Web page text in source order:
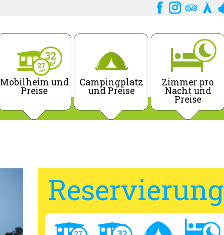
Mobilheim und
Preise
Campingplatz
und Preise
Zimmer pro
Nacht und
Preise
Reservierung